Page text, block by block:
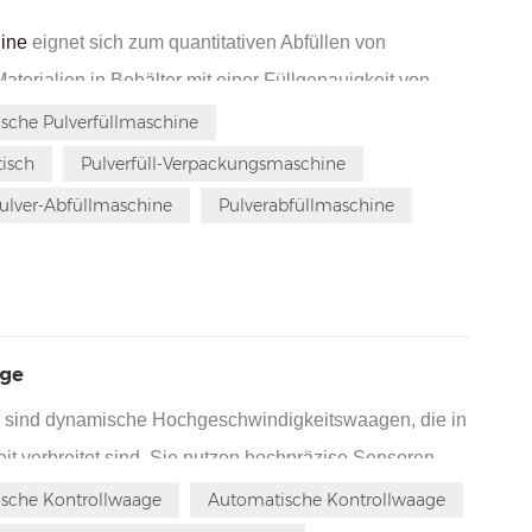
eignet sich zum quantitativen Abfüllen von
in Behälter mit einer Füllgenauigkeit von
eignen sich für eine Vielzahl von Materialien, darunter
mit schlechter Fließfähigkeit, hygroskopische
wie pharmazeutische Pulver, Proteinpulver,
Pulverfüllmaschine
Pulverfüll-Verpackungsmaschine
Abfüllmaschine Pulverabfüllmaschine
sind dynamische Hochgeschwindigkeitswaagen, die in
verbreitet sind. Sie nutzen hochpräzise Sensoren,
zu messen und minderwertige Produkte
Kontrollwaage
Automatische Kontrollwaage